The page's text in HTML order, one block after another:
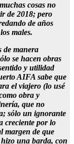
cosas no
de 2018; pero
de años
males.
de manera
se hacen obras
y utilidad
AIFA sabe que
el viajero (lo usé
obra y
que no
sólo un ignorante
creciente por lo
margen de que
una barda, con